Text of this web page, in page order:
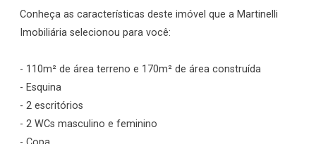
Conheça as características deste imóvel que a Martinelli
Imobiliária selecionou para você:
- 110m² de área terreno e 170m² de área construída
- Esquina
- 2 escritórios
- 2 WCs masculino e feminino